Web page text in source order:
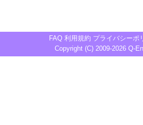
FAQ 利用規約 プライバシーポ
Copyright (C) 2009-2026 Q-